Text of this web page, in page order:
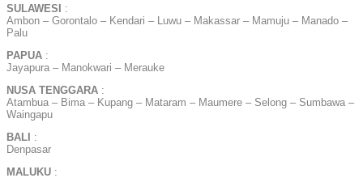
SULAWESI :
Ambon – Gorontalo – Kendari – Luwu – Makassar – Mamuju – Manado –
Palu
PAPUA :
Jayapura – Manokwari – Merauke
NUSA TENGGARA :
Atambua – Bima – Kupang – Mataram – Maumere – Selong – Sumbawa –
Waingapu
BALI :
Denpasar
MALUKU :